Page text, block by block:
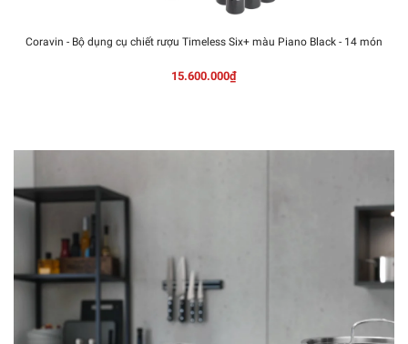
Coravin - Bộ dụng cụ chiết rượu Timeless Six+ màu Piano Black - 14 món
15.600.000₫